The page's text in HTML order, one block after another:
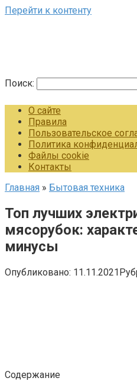
Перейти к контенту
Поиск:
О сайте
Правила
Пользовательское
Политика
Файлы cookie
Контакты
Главная » Бытовая техника
Топ лучших
мясорубок:
минусы
Опубликовано: 11.11.2021
Содержание